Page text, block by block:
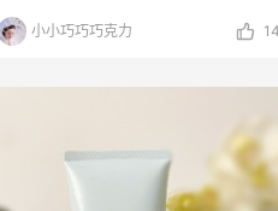
要选好用不油腻不闷豆的
小小巧巧巧克力